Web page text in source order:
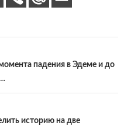
падения в Эдеме и до
историю на две